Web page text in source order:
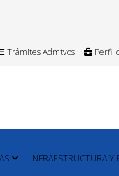
Trámites Admtvos Perfil
INFRAESTRUCTURA